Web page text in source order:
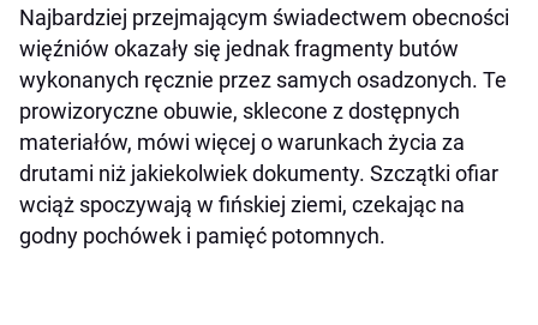
Najbardziej przejmającym świadectwem obecności
więźniów okazały się jednak fragmenty butów
wykonanych ręcznie przez samych osadzonych. Te
prowizoryczne obuwie, sklecone z dostępnych
materiałów, mówi więcej o warunkach życia za
drutami niż jakiekolwiek dokumenty. Szczątki ofiar
wciąż spoczywają w fińskiej ziemi, czekając na
godny pochówek i pamięć potomnych.